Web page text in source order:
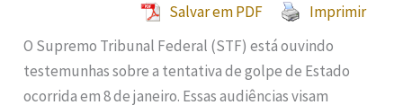
Salvar em PDF
Imprimir
O Supremo Tribunal Federal (STF) está ouvindo
testemunhas sobre a tentativa de golpe de Estado
ocorrida em 8 de janeiro. Essas audiências visam